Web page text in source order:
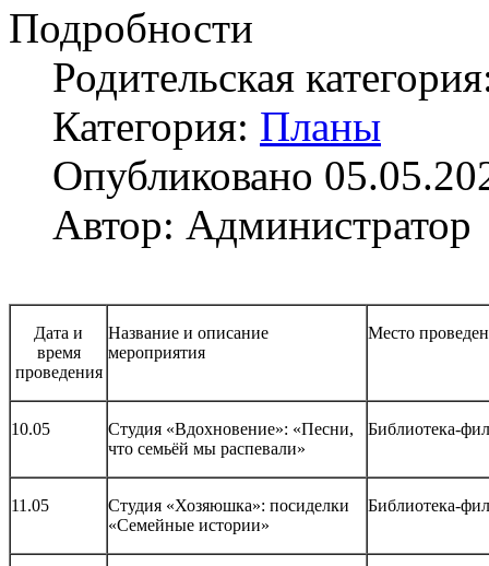
Подробности
Родительская
Категория: Планы
Опубликовано
Автор: Администратор
Дата и
время
проведения
Название и описание
мероприятия
Место
10.05
Студия «Вдохновение»: «Песни,
что семьёй мы распевали»
Библиотека-
11.05
Студия «Хозяюшка»: посиделки
«Семейные истории»
Библиотека-